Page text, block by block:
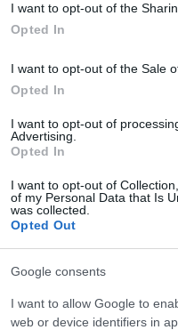
I want to opt-out of the
Opted In
I want to opt-out of the Sale
Opted In
I want to opt-out of
Advertising.
Opted In
I want to opt-out of
of my Personal Data that Is
was collected.
Opted Out
Google consents
I want to allow Google to
web or device identifiers in